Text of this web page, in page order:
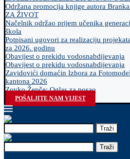
Održana promocija knjige autora
ZA ŽIVOT
Načelnik održao prijem učenika
škola
Potpisani ugovori za realizaciju
za 2026. godinu
Obavijest o prekidu vodosnabdijevanja
Obavijest o prekidu vodosnabdijevanja
Zavidovići domaćin Izbora za
kantona 2026
Zovko Žepče: Oglas za posao
POŠALJITE NAM VIJEST
Traži
Traži